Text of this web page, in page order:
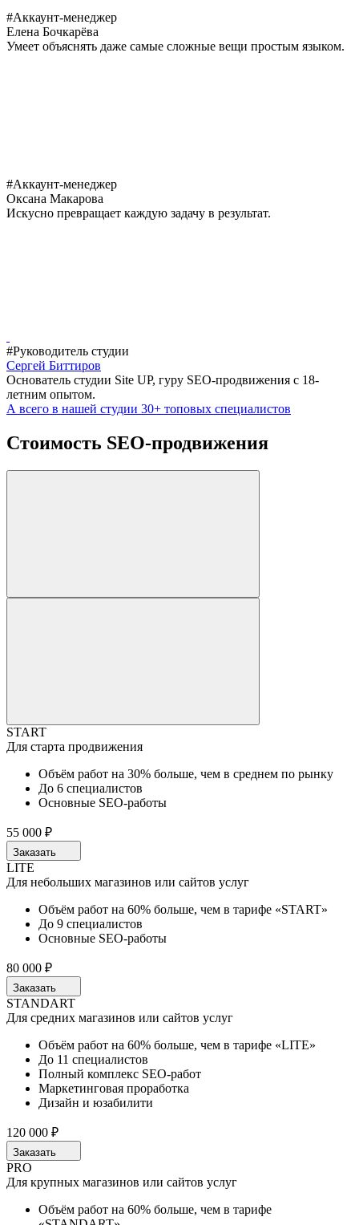
#Аккаунт-менеджер
Елена Бочкарёва
Умеет объяснять даже самые сложные вещи простым языком.
#Аккаунт-менеджер
Оксана Макарова
Искусно превращает каждую задачу в результат.
#Руководитель студии
Сергей Биттиров
Основатель студии Site UP, гуру SEO-продвижения с 18-
летним опытом.
А всего в нашей студии 30+ топовых специалистов
Стоимость SEO-продвижения
START
Для старта продвижения
Объём работ на 30% больше, чем в среднем по рынку
До 6 специалистов
Основные SEO-работы
55 000 ₽
Заказать
LITE
Для небольших магазинов или сайтов услуг
Объём работ на 60% больше, чем в тарифе «START»
До 9 специалистов
Основные SEO-работы
80 000 ₽
Заказать
STANDART
Для средних магазинов или сайтов услуг
Объём работ на 60% больше, чем в тарифе «LITE»
До 11 специалистов
Полный комплекс SEO-работ
Маркетинговая проработка
Дизайн и юзабилити
120 000 ₽
Заказать
PRO
Для крупных магазинов или сайтов услуг
Объём работ на 60% больше, чем в тарифе